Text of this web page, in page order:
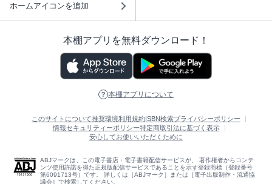
ホームアイコンを追加
本棚アプリを無料ダウンロード！
本棚アプリについて
このサイトについて推奨環境利用規約ISBN検索プライバシーポリシー
情報セキュリティーポリシー特定商取引法に基づく表示
安心してお使いいただくために
ABJマークは、この電子書店・電子書籍配信サービスが、 著作権者からコンテ
ンツ使用許諾を得た正規版配信サービスであることを示す登録商標（登録番号
第6091713号）です。 詳しくは［ABJマーク］または［電子出版制作・流通協
議会］で検索してください。